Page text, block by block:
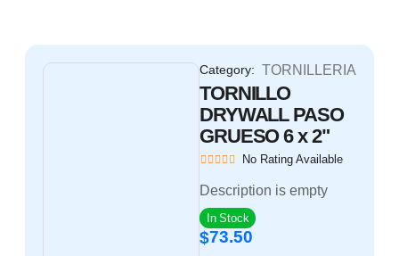
Category: TORNILLERIA
TORNILLO
DRYWALL PASO
GRUESO 6 x 2"
No Rating Available
Description is empty
In Stock
$73.50